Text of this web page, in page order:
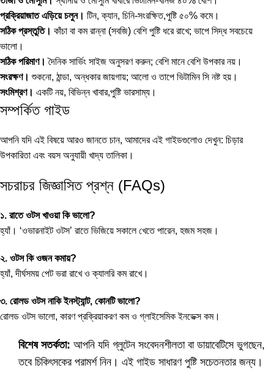
প্রক্রিয়াজাত এড়িয়ে চলুন। টিন, ক্যান, চিনি-সংরক্ষিত,পুষ্টি ৫০% কমে।
সঠিক প্রস্তুতি। কাঁচা বা কম রান্না (সবজি) বেশি পুষ্টি ধরে রাখে; ভাপে সিদ্ধ সবচেয়ে
ভালো।
সঠিক পরিমাণ। দৈনিক সার্ভিং সাইজ অনুসরণ করুন; বেশি মানে বেশি উপকার নয়।
সংরক্ষণ। শুকনো, ঠান্ডা, অন্ধকার জায়গায়; আলো ও তাপে ভিটামিন সি নষ্ট হয়।
সংমিশ্রণ। একটি নয়, বিভিন্ন খাবার,পুষ্টি ভারসাম্য।
সম্পর্কিত গাইড
আপনি যদি এই বিষয়ে আরও জানতে চান, আমাদের এই গাইডগুলোও দেখুন: চিড়ার
উপকারিতা এবং বয়স অনুযায়ী খাদ্য তালিকা ।
সচরাচর জিজ্ঞাসিত প্রশ্ন (FAQs)
১. রাতে ওটস খাওয়া কি ভালো?
হ্যাঁ। ‘ওভারনাইট ওটস’ রাতে ভিজিয়ে সকালে খেতে পারেন, হজম সহজ।
২. ওটস কি ওজন কমায়?
হ্যাঁ, দীর্ঘসময় পেট ভরা রাখে ও ক্যালরি কম রাখে।
৩. রোলড ওটস নাকি ইনস্ট্যান্ট, কোনটি ভালো?
রোলড ওটস ভালো, কারণ প্রক্রিয়াকরণ কম ও গ্লাইসেমিক ইনডেক্স কম।
বিশেষ সতর্কতা: আপনি যদি গ্লুটেন সংবেদনশীলতা বা ডায়াবেটিসে ভুগছেন,
তবে চিকিৎসকের পরামর্শ নিন। এই গাইড সাধারণ পুষ্টি সচেতনতার জন্য।